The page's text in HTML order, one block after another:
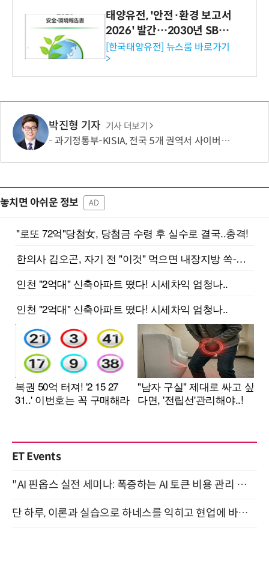
태양유전, '안전·환경 보고서
2026' 발간…2030년 SBT
수준 온실가스 감축 추진
[한국태양유전] 뉴스룸 바로가기
>
박진형 기자 기사 더보기
과기정통부-KISIA, 전국 5개 권역서 사이버보안 교육
놓치면 아쉬운 정보 AD
ET Events
"AI 핀옵스 실전 세미나: 폭증하는 AI 토큰 비용 관리 전략" 8월 21일 개최
단 하루, 이론과 실습으로 하네스를 익히고 현업에 바로 쓰는 핸즈온 워크숍 (8/20)